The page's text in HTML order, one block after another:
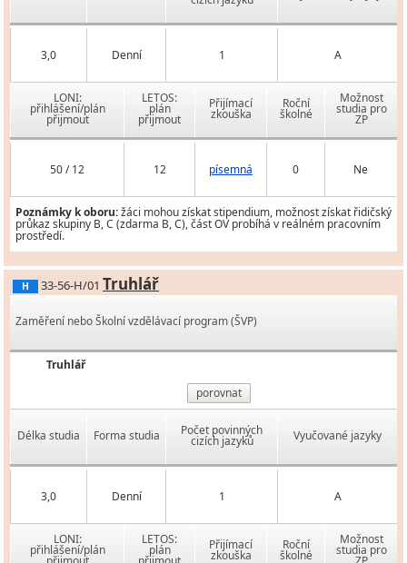
3,0 Denní 1 A
LONI:
přihlášení/plán
přijmout
LETOS:
plán
přijmout
Přijímací
zkouška
Roční
školné
Možnost
studia pro
ZP
50 / 12 12 písemná 0 Ne
Poznámky k oboru:žáci mohou získat stipendium, možnost získat řidičský
průkaz skupiny B, C (zdarma B, C), část OV probíhá v reálném pracovním
prostředí.
H 33-56-H/01 Truhlář
Zaměření nebo Školní vzdělávací program (ŠVP)
Truhlář
porovnat
Délka studia Forma studia Počet povinných
cizích jazyků Vyučované jazyky
3,0 Denní 1 A
LONI:
přihlášení/plán
LETOS:
plán Přijímací
zkouška
Roční
školné
Možnost
studia pro